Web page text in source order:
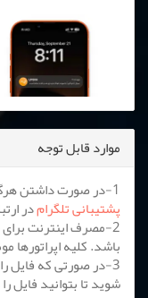
موارد قابل توجه
1-در صورت داشتن هرگونه مشکلی، لطفا با پشتیبانی آنلاین یا
پشتیبانی تلگرامدر
باشد. کلیه
3-در صورتی که فایل
شوید تا بتوانید فایل